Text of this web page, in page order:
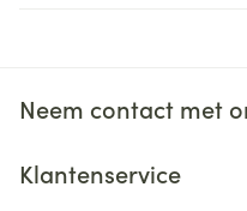
Neem contact met
Klantenservice